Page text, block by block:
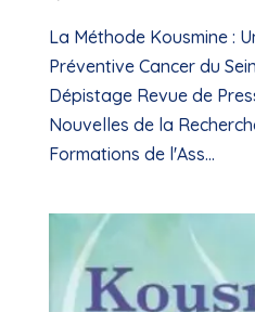
La Méthode Kousmine :
Préventive Cancer du
Dépistage Revue de
Nouvelles de la
Formations de l'Ass...